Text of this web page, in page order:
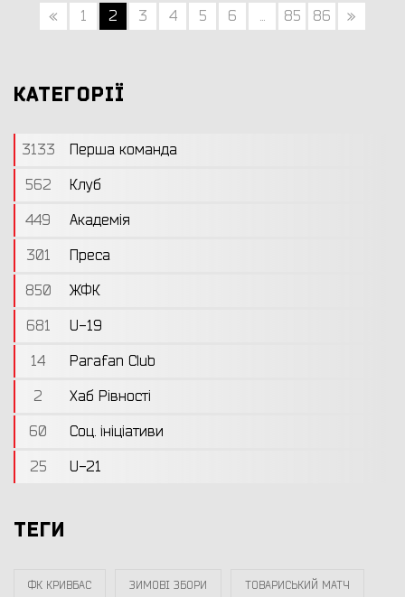
« 1 2 3 4 5 6 ... 85 86 »
КАТЕГОРІЇ
3133
Перша команда
562
Клуб
449
Академія
301
Преса
850
ЖФК
681
U-19
14
Parafan Club
2
Хаб Рівності
60
Соц. ініціативи
25
U-21
ТЕГИ
ФК КРИВБАС ЗИМОВІ ЗБОРИ ТОВАРИСЬКИЙ МАТЧ